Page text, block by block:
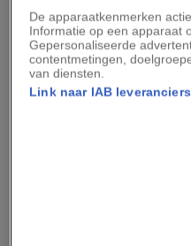
4. Tijdens
Neem naast
cadeautjes mee het
De apparaatkenmerken
Informatie op een apparaat
Gepersonaliseerde
contentmetingen,
van diensten.
Link naar IAB leveranciers